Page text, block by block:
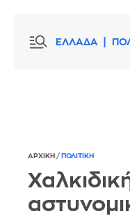
ΕΛΛΑΔΑ
ΑΡΧΙΚΗ / ΠΟΛΙΤΙΚΗ